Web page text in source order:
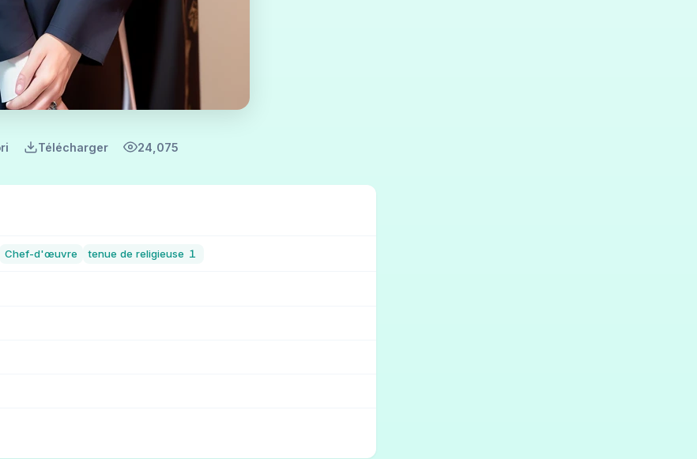
Télécharger 24,075
Chef-d'œuvre tenue de religieuse １